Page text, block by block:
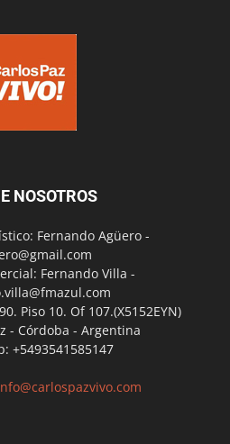
NOSOTROS
Fernando Agüero -
Fernando Villa -
Piso 10. Of 107.(X5152EYN)
- Córdoba - Argentina
+5493541585147